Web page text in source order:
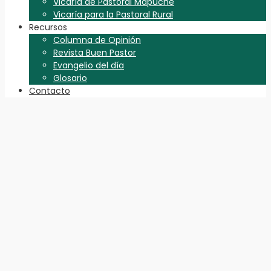
Vicaría para la Pastoral Rural
Recursos
Columna de Opinión
Revista Buen Pastor
Evangelio del día
Glosario
Contacto